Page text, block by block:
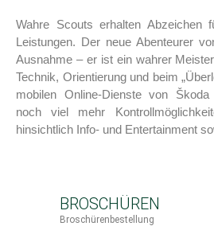
Wahre Scouts erhalten Abzeichen
Leistungen. Der neue Abenteurer
Ausnahme – er ist ein wahrer
Technik, Orientierung und beim
mobilen Online-Dienste von
noch viel mehr
hinsichtlich Info- und Entertainment
BROSCHÜREN
Broschürenbestellung